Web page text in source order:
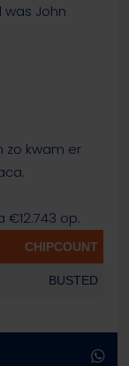
was John
zo kwam er
op.
CHIPCOUNT
BUSTED